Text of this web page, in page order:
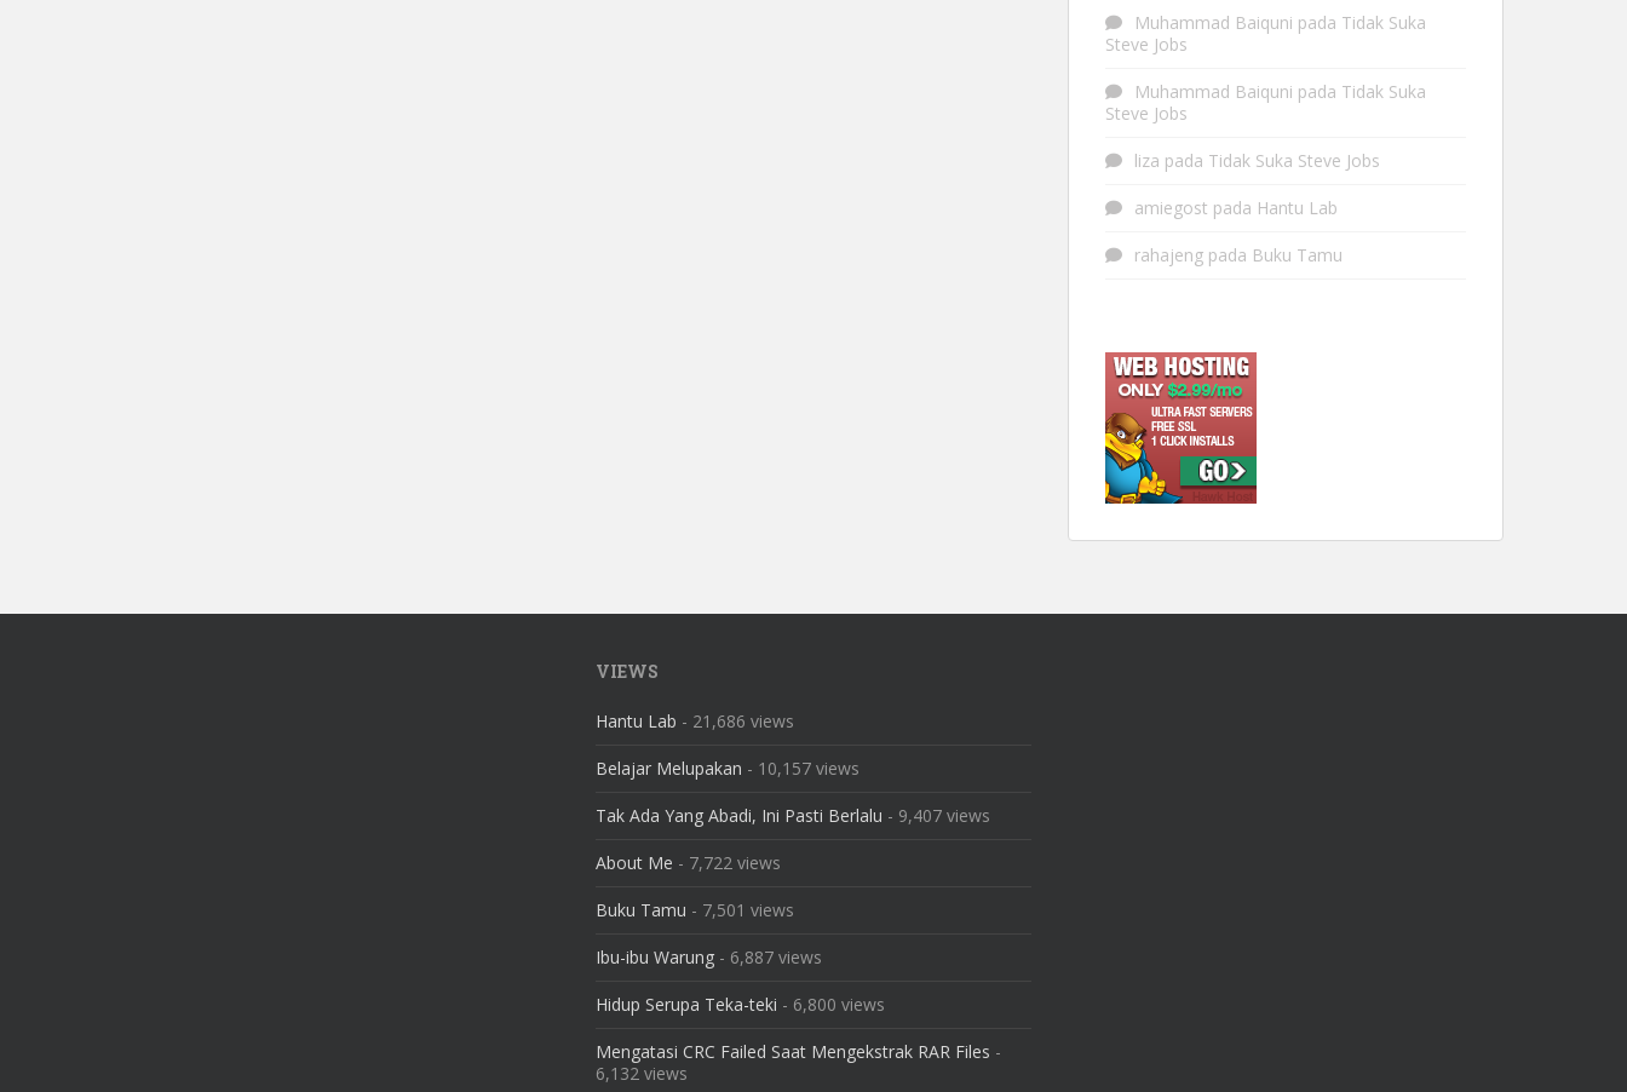
Muhammad Baiquni pada Tidak Suka
Steve Jobs
Muhammad Baiquni pada Tidak Suka
Steve Jobs
liza pada Tidak Suka Steve Jobs
amiegost pada Hantu Lab
rahajeng pada Buku Tamu
VIEWS
Hantu Lab - 21,686 views
Belajar Melupakan - 10,157 views
Tak Ada Yang Abadi, Ini Pasti Berlalu - 9,407 views
About Me - 7,722 views
Buku Tamu - 7,501 views
Ibu-ibu Warung - 6,887 views
Hidup Serupa Teka-teki - 6,800 views
Mengatasi CRC Failed Saat Mengekstrak RAR Files -
6,132 views